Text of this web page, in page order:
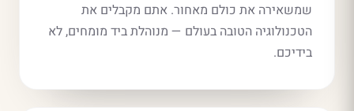
שמשאירה את כולם מאחור. אתם מקבלים את
הטכנולוגיה הטובה בעולם — מנוהלת ביד מומחים, לא
בידיכם.